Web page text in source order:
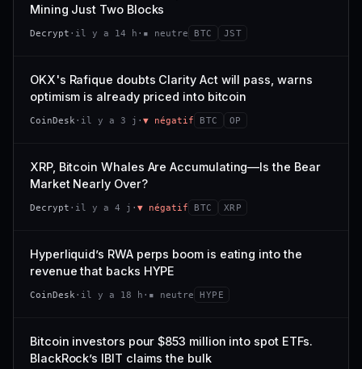
CONFIANCE
VAR. 7 J
−3,0 %
CONFIANCE
; prix collé au bas de son range 7 j (0 % de l'amplitude),
momentum 24 h dégradé (−2,7 %).
21,1 Md$ 3,8 M$
0,0 % −3,2 %
−5,6 % #9
CONFIANCE
Mining Just Two Blocks
Decrypt · il y a 14 h · ▪ neutre BTC JST
OKX's Rafique doubts Clarity Act will pass, warns
optimism is already priced into bitcoin
CoinDesk · il y a 3 j · ▼ négatif BTC OP
XRP, Bitcoin Whales Are Accumulating—Is the Bear
Market Nearly Over?
Decrypt · il y a 4 j · ▼ négatif BTC XRP
Hyperliquid’s RWA perps boom is eating into the
revenue that backs HYPE
CoinDesk · il y a 18 h · ▪ neutre HYPE
Bitcoin investors pour $853 million into spot ETFs.
BlackRock’s IBIT claims the bulk